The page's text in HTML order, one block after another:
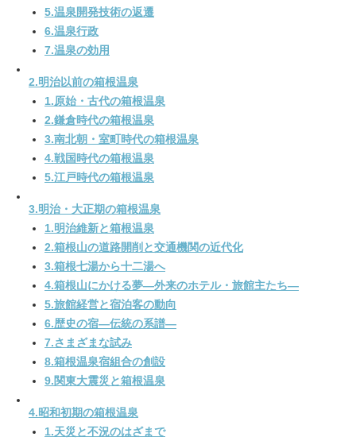
5.温泉開発技術の返遷
6.温泉行政
7.温泉の効用
2.明治以前の箱根温泉
1.原始・古代の箱根温泉
2.鎌倉時代の箱根温泉
3.南北朝・室町時代の箱根温泉
4.戦国時代の箱根温泉
5.江戸時代の箱根温泉
3.明治・大正期の箱根温泉
1.明治維新と箱根温泉
2.箱根山の道路開削と交通機関の近代化
3.箱根七湯から十二湯へ
4.箱根山にかける夢―外来のホテル・旅館主たち―
5.旅館経営と宿泊客の動向
6.歴史の宿―伝統の系譜―
7.さまざまな試み
8.箱根温泉宿組合の創設
9.関東大震災と箱根温泉
4.昭和初期の箱根温泉
1.天災と不況のはざまで